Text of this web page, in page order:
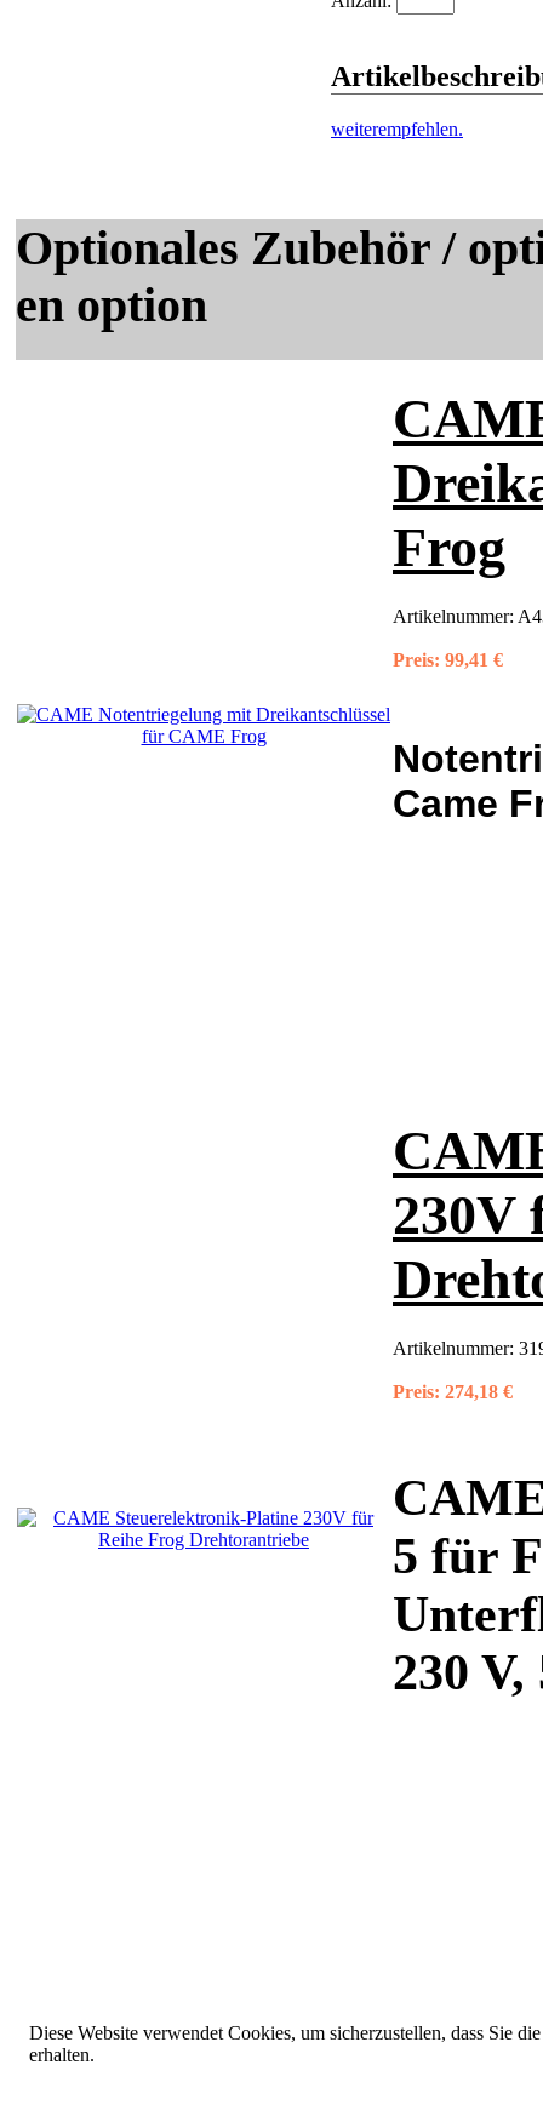
weiterempfehlen.
Optionales Zubehör /
en option
Frog
Artikelnummer:
Preis: 99,41 €
Came
230V
Artikelnummer:
Preis: 274,18 €
5 für
230
Diese Website verwendet Cookies, um sicherzustellen, dass Sie
erhalten.